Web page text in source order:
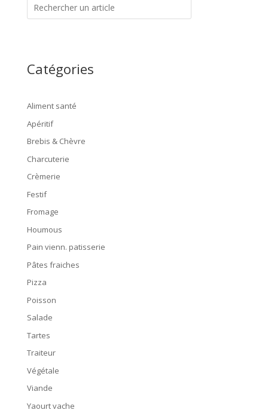
Catégories
Aliment santé
Apéritif
Brebis & Chèvre
Charcuterie
Crèmerie
Festif
Fromage
Houmous
Pain vienn. patisserie
Pâtes fraiches
Pizza
Poisson
Salade
Tartes
Traiteur
Végétale
Viande
Yaourt vache